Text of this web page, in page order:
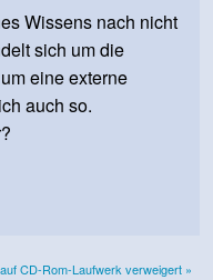
Wissens nach nicht
sich um die
eine externe
auch so.
CD-Rom-Laufwerk verweigert »